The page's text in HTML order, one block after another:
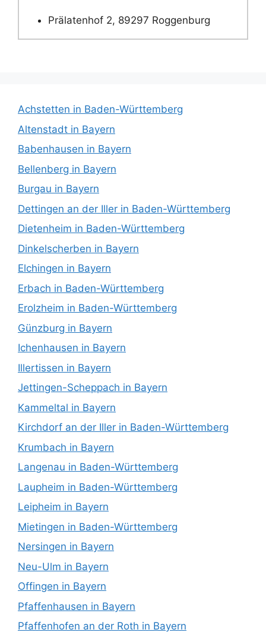
Prälatenhof 2, 89297 Roggenburg
Achstetten in Baden-Württemberg
Altenstadt in Bayern
Babenhausen in Bayern
Bellenberg in Bayern
Burgau in Bayern
Dettingen an der Iller in Baden-Württemberg
Dietenheim in Baden-Württemberg
Dinkelscherben in Bayern
Elchingen in Bayern
Erbach in Baden-Württemberg
Erolzheim in Baden-Württemberg
Günzburg in Bayern
Ichenhausen in Bayern
Illertissen in Bayern
Jettingen-Scheppach in Bayern
Kammeltal in Bayern
Kirchdorf an der Iller in Baden-Württemberg
Krumbach in Bayern
Langenau in Baden-Württemberg
Laupheim in Baden-Württemberg
Leipheim in Bayern
Mietingen in Baden-Württemberg
Nersingen in Bayern
Neu-Ulm in Bayern
Offingen in Bayern
Pfaffenhausen in Bayern
Pfaffenhofen an der Roth in Bayern